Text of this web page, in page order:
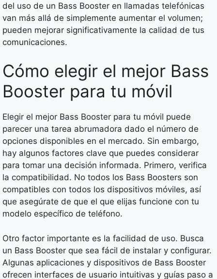
del uso de un Bass Booster en llamadas telefónicas
van más allá de simplemente aumentar el volumen;
pueden mejorar significativamente la calidad de tus
comunicaciones.
Cómo elegir el mejor Bass
Booster para tu móvil
Elegir el mejor Bass Booster para tu móvil puede
parecer una tarea abrumadora dado el número de
opciones disponibles en el mercado. Sin embargo,
hay algunos factores clave que puedes considerar
para tomar una decisión informada. Primero, verifica
la compatibilidad. No todos los Bass Boosters son
compatibles con todos los dispositivos móviles, así
que asegúrate de que el que elijas funcione con tu
modelo específico de teléfono.
Otro factor importante es la facilidad de uso. Busca
un Bass Booster que sea fácil de instalar y configurar.
Algunas aplicaciones y dispositivos de Bass Booster
ofrecen interfaces de usuario intuitivas y guías paso a